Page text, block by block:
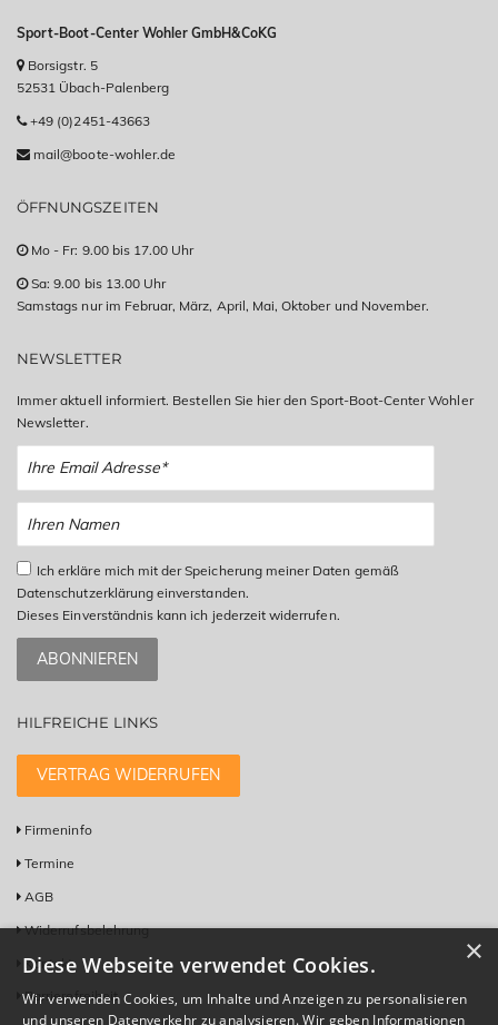
Sport-Boot-Center Wohler GmbH&CoKG
Borsigstr. 5
52531 Übach-Palenberg
+49 (0)2451-43663
mail@boote-wohler.de
ÖFFNUNGSZEITEN
Mo - Fr: 9.00 bis 17.00 Uhr
Sa: 9.00 bis 13.00 Uhr
Samstags nur im Februar, März, April, Mai, Oktober und November.
NEWSLETTER
Immer aktuell informiert. Bestellen Sie hier den Sport-Boot-Center Wohler
Newsletter.
Ich erkläre mich mit der Speicherung meiner Daten gemäß
Datenschutzerklärung einverstanden.
Dieses Einverständnis kann ich jederzeit widerrufen.
ABONNIEREN
HILFREICHE LINKS
VERTRAG WIDERRUFEN
Firmeninfo
Termine
AGB
Widerrufsbelehrung
Kontakt
Barrierefreiheit
×
Diese Webseite verwendet Cookies.
Wir verwenden Cookies, um Inhalte und Anzeigen zu personalisieren
und unseren Datenverkehr zu analysieren. Wir geben Informationen